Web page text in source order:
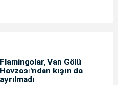
Flamingolar, Van Gölü
Havzası'ndan kışın da
ayrılmadı